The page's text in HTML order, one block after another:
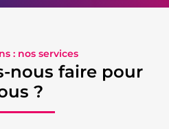
: nos services
nous faire pour
?